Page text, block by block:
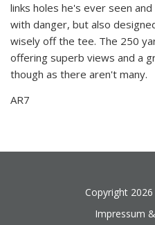
links holes he's ever seen
with danger, but also
wisely off the tee. The 250
offering superb views and a
though as there aren't many.
AR7
Copyright
Impressum